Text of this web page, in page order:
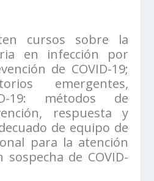
cursos sobre la
en infección por
de COVID-19;
emergentes,
19: métodos de
respuesta y
de equipo de
para la atención
de COVID-